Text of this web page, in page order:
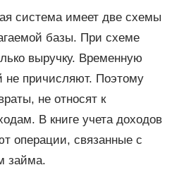
система имеет две схемы
базы. При схеме
выручку. Временную
не причисляют. Поэтому
не относят к
В книге учета доходов
операции, связанные с
займа.